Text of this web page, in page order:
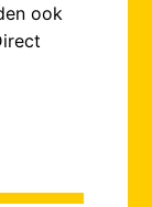
ook